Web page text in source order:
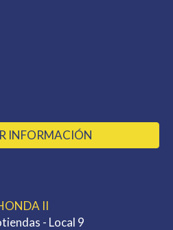
INFORMACIÓN
II
- Local 9